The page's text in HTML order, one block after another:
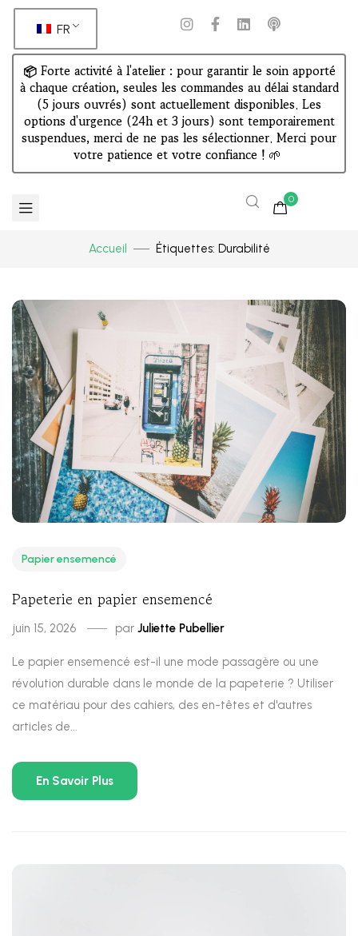
📦 Forte activité à l'atelier : pour garantir le soin apporté
à chaque création, seules les commandes au délai standard
(5 jours ouvrés) sont actuellement disponibles. Les
options d'urgence (24h et 3 jours) sont temporairement
suspendues, merci de ne pas les sélectionner. Merci pour
votre patience et votre confiance ! 🌱
FR
0
Accueil Étiquettes: Durabilité
Papier ensemencé
Papeterie en papier ensemencé
juin 15, 2026 par Juliette Pubellier
Le papier ensemencé est-il une mode passagère ou une
révolution durable dans le monde de la papeterie ? Utiliser
ce matériau pour des cahiers, des en-têtes et d'autres
articles de...
En Savoir Plus